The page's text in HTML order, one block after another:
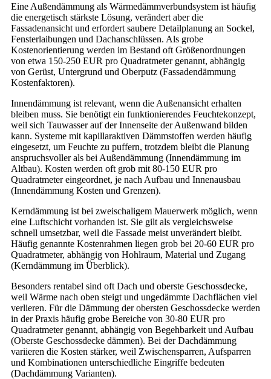
Eine Außendämmung als Wärmedämmverbundsystem ist häufig
die energetisch stärkste Lösung, verändert aber die
Fassadenansicht und erfordert saubere Detailplanung an Sockel,
Fensterlaibungen und Dachanschlüssen. Als grobe
Kostenorientierung werden im Bestand oft Größenordnungen
von etwa 150-250 EUR pro Quadratmeter genannt, abhängig
von Gerüst, Untergrund und Oberputz (Fassadendämmung
Kostenfaktoren).
Innendämmung ist relevant, wenn die Außenansicht erhalten
bleiben muss. Sie benötigt ein funktionierendes Feuchtekonzept,
weil sich Tauwasser auf der Innenseite der Außenwand bilden
kann. Systeme mit kapillaraktiven Dämmstoffen werden häufig
eingesetzt, um Feuchte zu puffern, trotzdem bleibt die Planung
anspruchsvoller als bei Außendämmung (Innendämmung im
Altbau). Kosten werden oft grob mit 80-150 EUR pro
Quadratmeter eingeordnet, je nach Aufbau und Innenausbau
(Innendämmung Kosten und Grenzen).
Kerndämmung ist bei zweischaligem Mauerwerk möglich, wenn
eine Luftschicht vorhanden ist. Sie gilt als vergleichsweise
schnell umsetzbar, weil die Fassade meist unverändert bleibt.
Häufig genannte Kostenrahmen liegen grob bei 20-60 EUR pro
Quadratmeter, abhängig von Hohlraum, Material und Zugang
(Kerndämmung im Überblick).
Besonders rentabel sind oft Dach und oberste Geschossdecke,
weil Wärme nach oben steigt und ungedämmte Dachflächen viel
verlieren. Für die Dämmung der obersten Geschossdecke werden
in der Praxis häufig grobe Bereiche von 30-80 EUR pro
Quadratmeter genannt, abhängig von Begehbarkeit und Aufbau
(Oberste Geschossdecke dämmen). Bei der Dachdämmung
variieren die Kosten stärker, weil Zwischensparren, Aufsparren
und Kombinationen unterschiedliche Eingriffe bedeuten
(Dachdämmung Varianten).